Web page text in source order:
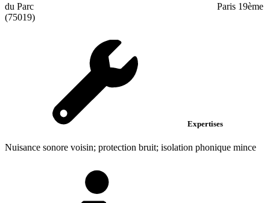
du Parc
Paris 19ème
(75019)
Expertises
Nuisance sonore voisin; protection bruit; isolation phonique mince